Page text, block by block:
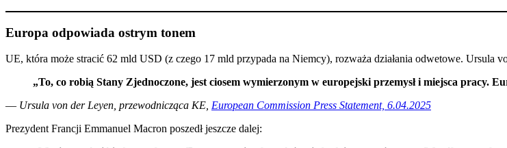
Europa odpowiada ostrym tonem
UE, która może stracić 62 mld USD (z czego 17 mld przypada na Niemcy), rozważa działania odwetowe. Ursula
„To, co robią Stany Zjednoczone, jest ciosem wymierzonym w europejski przemysł i miejsca pracy.
— Ursula von der Leyen, przewodnicząca KE, European Commission Press Statement, 6.04.2025
Prezydent Francji Emmanuel Macron poszedł jeszcze dalej: